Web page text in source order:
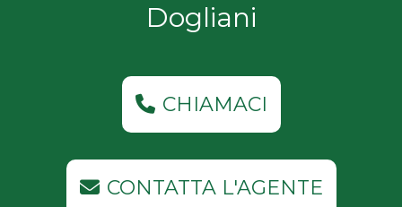
Dogliani
CHIAMACI
CONTATTA L'AGENTE